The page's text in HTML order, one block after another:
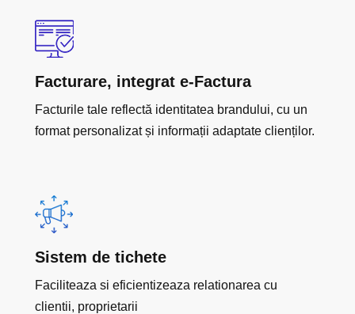
Facturare, integrat e-Factura
Facturile tale reflectă identitatea brandului, cu un
format personalizat și informații adaptate clienților.
Sistem de tichete
Faciliteaza si eficientizeaza relationarea cu
clientii, proprietarii